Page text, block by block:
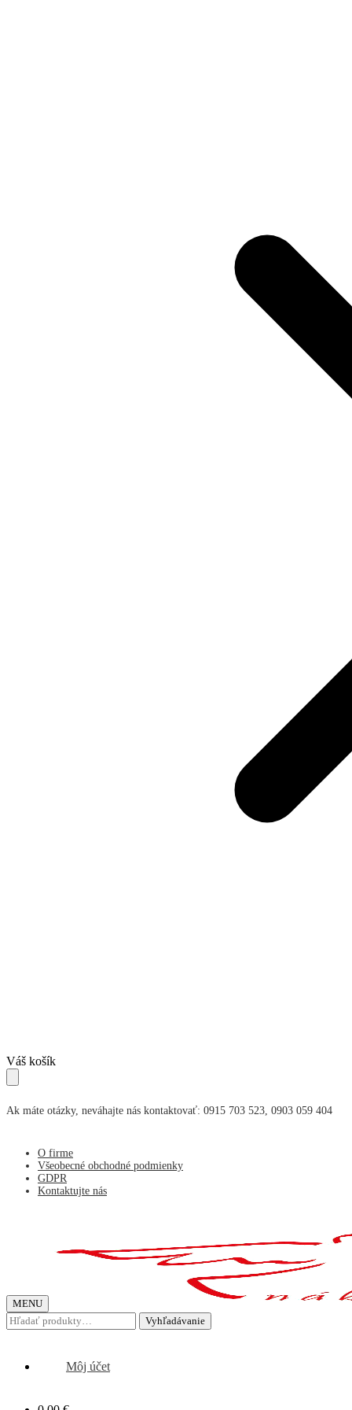
Skip
to
navigation
Skip
to
content
Váš košík
Ak máte otázky, neváhajte nás kontaktovať: 0915 703 523, 0903 059 404
O firme
Všeobecné obchodné podmienky
GDPR
Kontaktujte nás
MENU
Hľadať: Vyhľadávanie
Môj účet